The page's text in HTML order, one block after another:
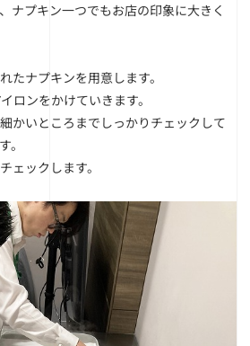
ナプキン一つでもお店の印象に大きく
たナプキンを用意します。
ロンをかけていきます。
かいところまでしっかりチェックして
。
ェックします。